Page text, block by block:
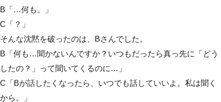
B「…何も。」
C「？」
そんな沈黙を破ったのは、Bさんでした。
B「何も…聞かないんですか？いつもだったら真っ先に「どう
したの？」って聞いてくるのに…」
C「Bが話したくなったら、いつでも話していいよ。私は聞く
から。」